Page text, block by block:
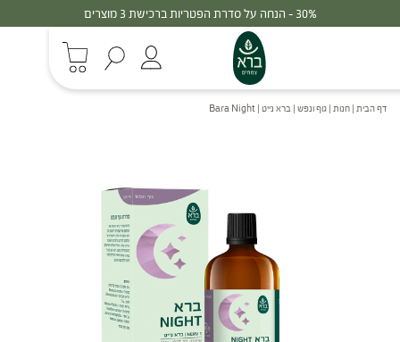
30% - הנחה על סדרת הפטריות ברכישת 3 מוצרים
דף הבית | חנות | גוף ונפש | ברא נייט | Bara Night